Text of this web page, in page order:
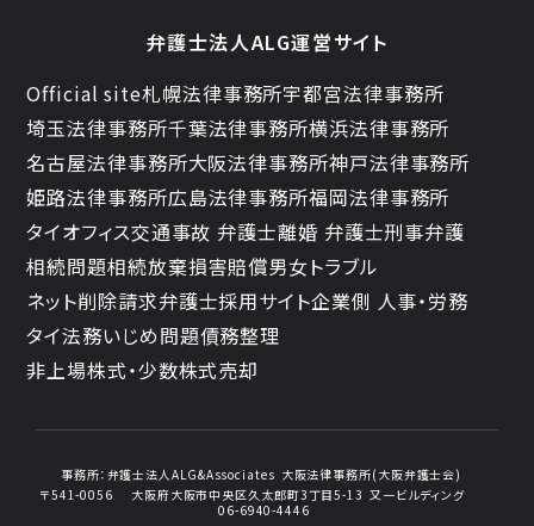
弁護士法人ALG運営サイト
Official site札幌法律事務所宇都宮法律事務所
埼玉法律事務所千葉法律事務所横浜法律事務所
名古屋法律事務所大阪法律事務所神戸法律事務所
姫路法律事務所広島法律事務所福岡法律事務所
タイオフィス交通事故 弁護士離婚 弁護士刑事弁護
相続問題相続放棄損害賠償男女トラブル
ネット削除請求弁護士採用サイト企業側 人事・労務
タイ法務いじめ問題債務整理
非上場株式・少数株式売却
事務所： 弁護士法人ALG&Associates 大阪法律事務所(大阪弁護士会)
〒541-0056
大阪府大阪市中央区久太郎町3丁目5-13 又一ビルディング
06-6940-4446